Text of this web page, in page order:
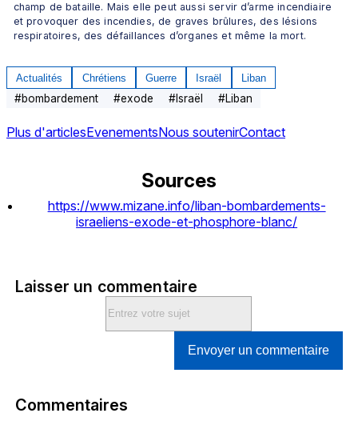
champ de bataille. Mais elle peut aussi servir d’arme incendiaire
et provoquer des incendies, de graves brûlures, des lésions
respiratoires, des défaillances d’organes et même la mort.
Actualités Chrétiens Guerre Israël Liban
#bombardement #exode #Israël #Liban
Plus d'articlesEvenementsNous soutenirContact
Sources
https://www.mizane.info/liban-bombardements-
israeliens-exode-et-phosphore-blanc/
Laisser un commentaire
Envoyer un commentaire
Commentaires